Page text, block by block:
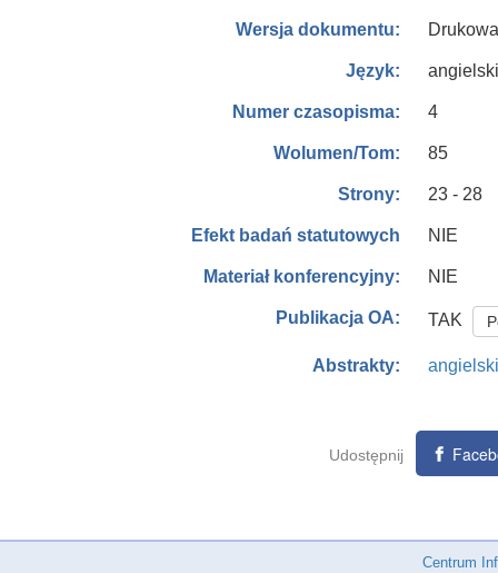
Wersja dokumentu:
Język: angielski
Numer czasopisma: 4
Wolumen/Tom: 85
Strony: 23 - 28
Efekt badań statutowych NIE
Materiał konferencyjny: NIE
Publikacja OA: TAK
Abstrakty: angielski
Udostępnij
Centrum